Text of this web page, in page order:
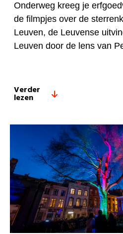
Onderweg kreeg je
de filmpjes over de
Leuven, de Leuvense
Leuven door de lens van
Verder
lezen